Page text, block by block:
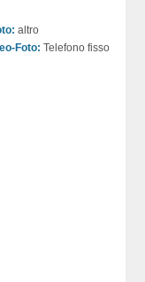
altro
Foto: Telefono fisso